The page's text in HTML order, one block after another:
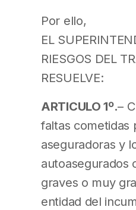
Por ello,
EL
RIESGOS DEL
RESUELVE:
ARTICULO 1º.–
faltas cometidas
aseguradoras y
autoasegurados
graves o muy
entidad del